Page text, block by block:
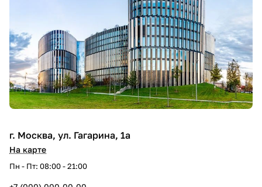
г. Москва, ул. Гагарина, 1а
На карте
Пн - Пт: 08:00 - 21:00